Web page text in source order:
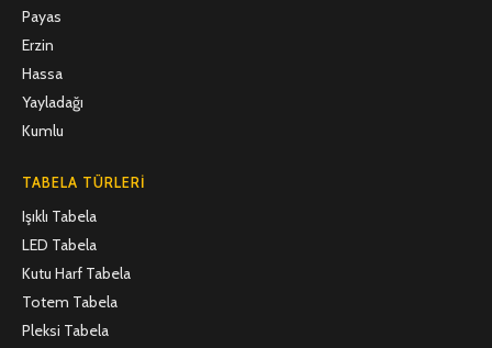
Payas
Erzin
Hassa
Yayladağı
Kumlu
TABELA TÜRLERI
Işıklı Tabela
LED Tabela
Kutu Harf Tabela
Totem Tabela
Pleksi Tabela